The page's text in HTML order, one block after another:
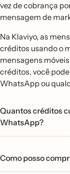
vez de cobrança
mensagem de
Na Klaviyo, as
créditos usando o
mensagens
créditos, você
WhatsApp ou
Quantos créditos
WhatsApp?
Como posso